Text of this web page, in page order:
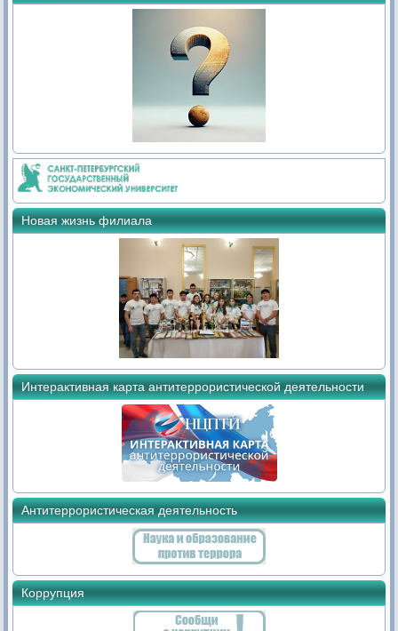
Новая жизнь филиала
Интерактивная карта антитеррористической деятельности
Антитеррористическая деятельность
Коррупция